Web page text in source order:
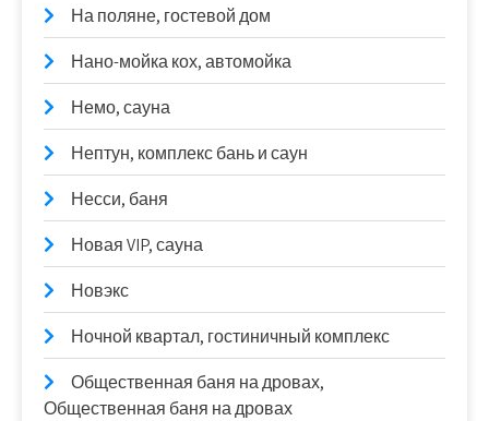
На поляне, гостевой дом
Нано-мойка кох, автомойка
Немо, сауна
Нептун, комплекс бань и саун
Несси, баня
Новая VIP, сауна
Новэкс
Ночной квартал, гостиничный комплекс
Общественная баня на дровах,
Общественная баня на дровах